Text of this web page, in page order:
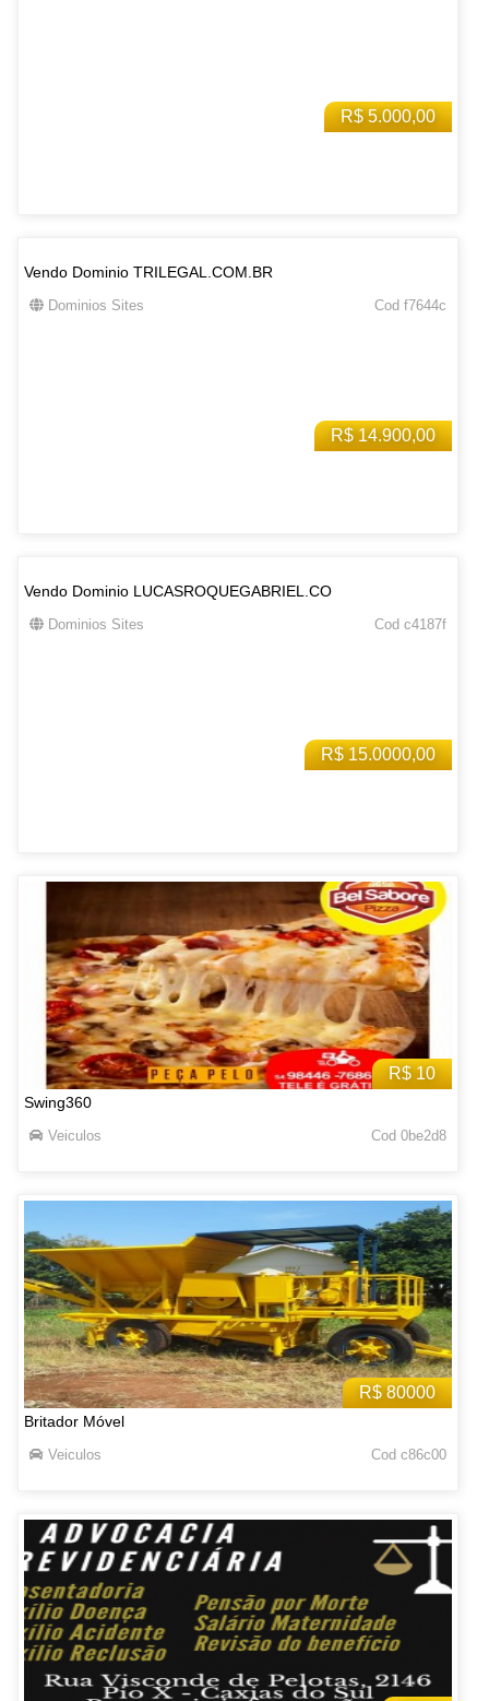
R$ 5.000,00
R$ 14.900,00
Vendo Dominio TRILEGAL.COM.BR
Dominios Sites Cod f7644c
R$ 15.0000,00
Vendo Dominio LUCASROQUEGABRIEL.CO
Dominios Sites Cod c4187f
R$ 10
Swing360
Veiculos Cod 0be2d8
R$ 80000
Britador Móvel
Veiculos Cod c86c00